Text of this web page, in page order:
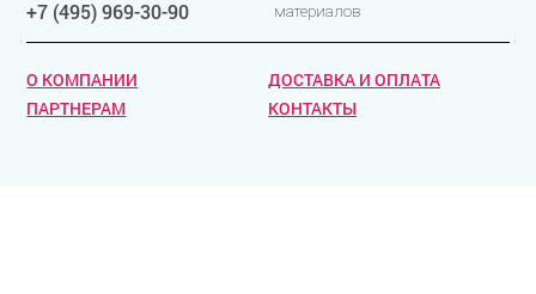
+7 (495) 969-30-90
материалов
О КОМПАНИИ
ДОСТАВКА И ОПЛАТА
ПАРТНЕРАМ
КОНТАКТЫ